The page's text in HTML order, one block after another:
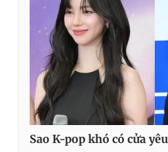
Sao K-pop khó có cửa yêu